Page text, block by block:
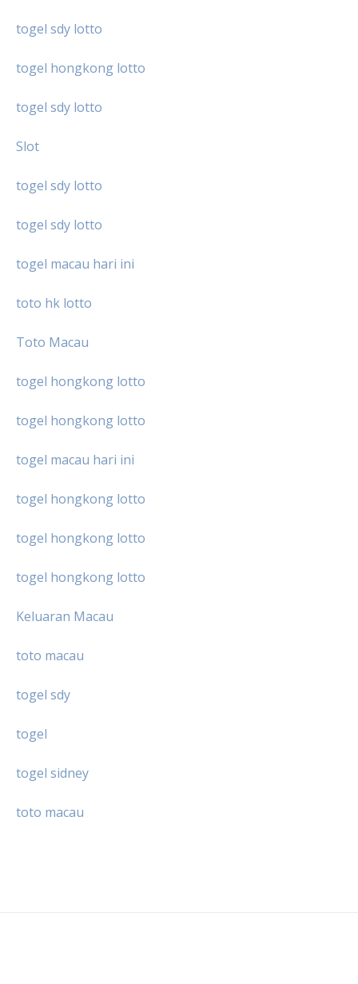
togel sdy lotto
togel hongkong lotto
togel sdy lotto
Slot
togel sdy lotto
togel sdy lotto
togel macau hari ini
toto hk lotto
Toto Macau
togel hongkong lotto
togel hongkong lotto
togel macau hari ini
togel hongkong lotto
togel hongkong lotto
togel hongkong lotto
Keluaran Macau
toto macau
togel sdy
togel
togel sidney
toto macau